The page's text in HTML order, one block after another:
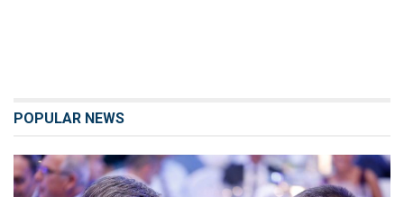
POPULAR NEWS